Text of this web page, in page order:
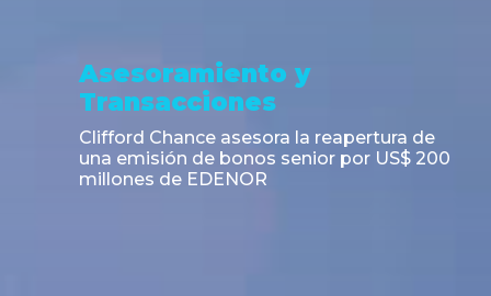
la reapertura de
senior por US$ 200
La Provincia del
exitosamente sus